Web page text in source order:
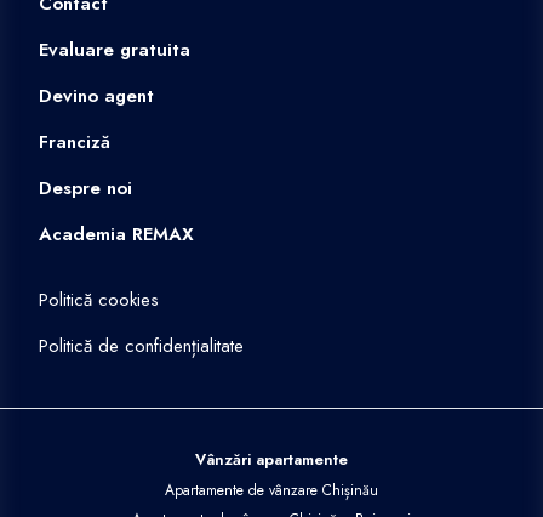
Evaluare gratuita
Devino agent
Franciză
Despre noi
Academia REMAX
Politică cookies
Politică de confidențialitate
Vânzări apartamente
Apartamente de vânzare Chișinău